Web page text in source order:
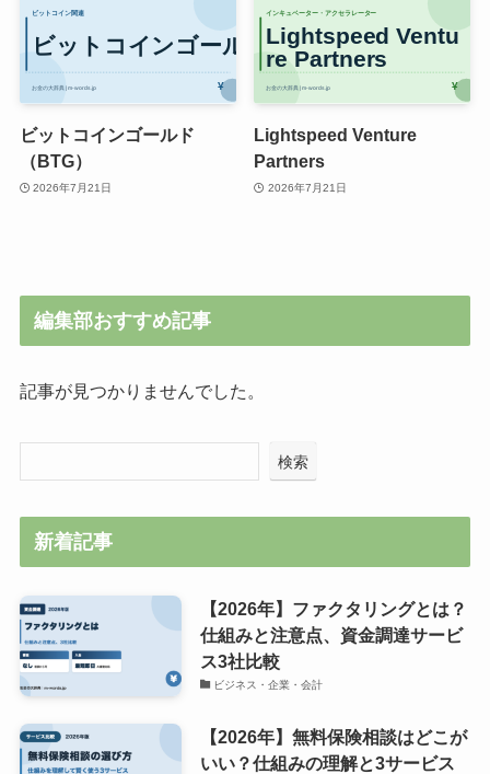
ビットコインゴールド
（BTG）
2026年7月21日
Lightspeed Venture
Partners
2026年7月21日
編集部おすすめ記事
記事が見つかりませんでした。
検索
新着記事
【2026年】ファクタリングとは？
仕組みと注意点、資金調達サービ
ス3社比較
ビジネス・企業・会計
【2026年】無料保険相談はどこが
いい？仕組みの理解と3サービス